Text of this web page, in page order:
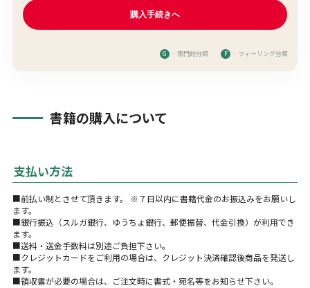
G …専門的分類 F …フィーリング分類
書籍の購入について
支払い方法
■前払い制とさせて頂きます。 ※７日以内に書籍代金のお振込みをお願いし
ます。
■銀行振込（スルガ銀行、ゆうちょ銀行、郵便振替、代金引換）が利用でき
ます。
■送料・送金手数料は別途ご負担下さい。
■クレジットカードをご利用の場合は、クレジット決済確認後商品を発送し
ます。
■領収書が必要の場合は、ご注文時に書式・宛名等をお知らせ下さい。